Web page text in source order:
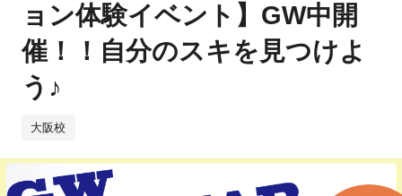
ョン体験イベント】GW中開
催！！自分のスキを見つけよ
う♪
大阪校